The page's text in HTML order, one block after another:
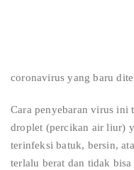
coronavirus yang baru
Cara penyebaran virus ini
droplet (percikan air liur)
terinfeksi batuk, bersin,
terlalu berat dan tidak